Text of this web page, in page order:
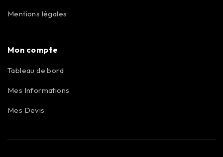
Mentions légales
Mon compte
Tableau de bord
Mes Informations
Mes Devis